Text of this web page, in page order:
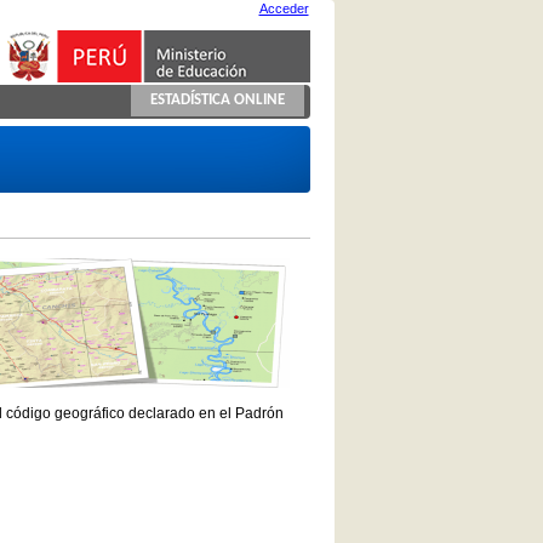
Acceder
ESTADÍSTICA ONLINE
geográfico declarado en el Padrón